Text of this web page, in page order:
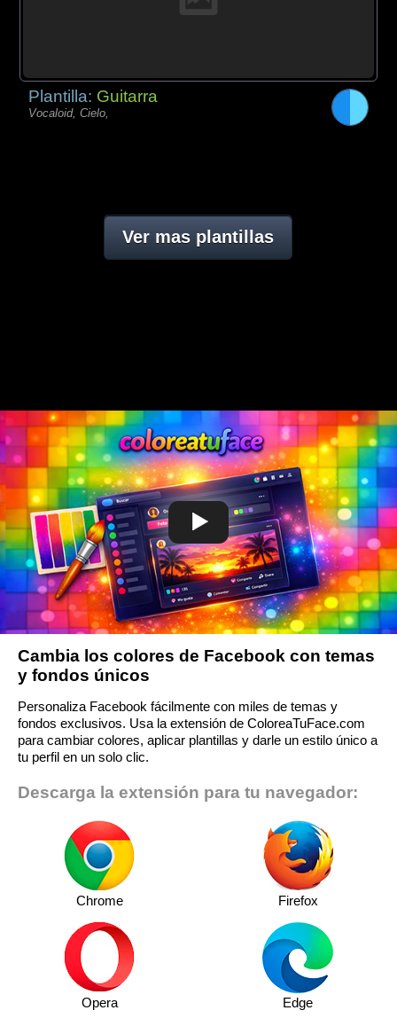
Plantilla: Guitarra
Vocaloid, Cielo,
Ver mas plantillas
Cambia los colores de Facebook con temas
y fondos únicos
Personaliza Facebook fácilmente con miles de temas y
fondos exclusivos. Usa la extensión de ColoreaTuFace.com
para cambiar colores, aplicar plantillas y darle un estilo único a
tu perfil en un solo clic.
Descarga la extensión para tu navegador:
Chrome Firefox
Opera Edge